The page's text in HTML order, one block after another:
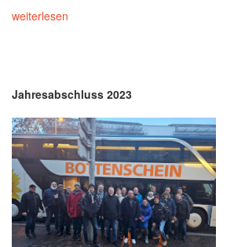
weiterlesen
Jahresabschluss 2023